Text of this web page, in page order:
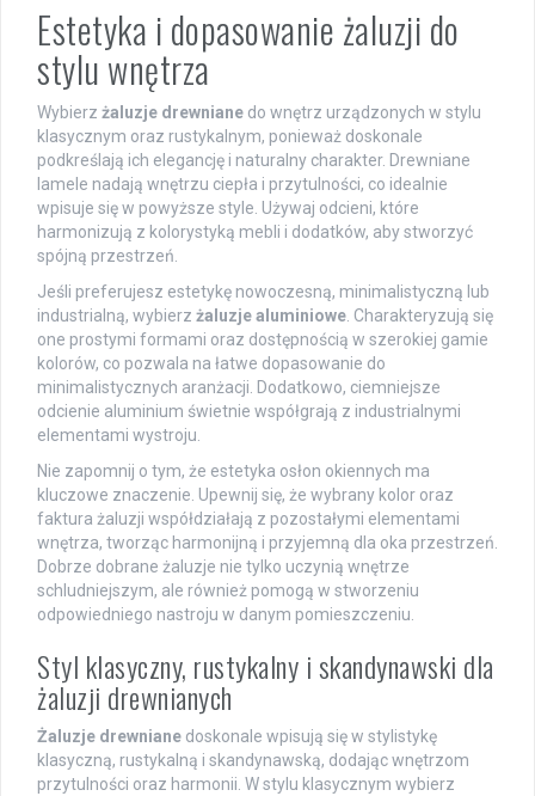
Estetyka i dopasowanie żaluzji do
stylu wnętrza
Wybierz żaluzje drewniane do wnętrz urządzonych w stylu
klasycznym oraz rustykalnym, ponieważ doskonale
podkreślają ich elegancję i naturalny charakter. Drewniane
lamele nadają wnętrzu ciepła i przytulności, co idealnie
wpisuje się w powyższe style. Używaj odcieni, które
harmonizują z kolorystyką mebli i dodatków, aby stworzyć
spójną przestrzeń.
Jeśli preferujesz estetykę nowoczesną, minimalistyczną lub
industrialną, wybierz żaluzje aluminiowe . Charakteryzują się
one prostymi formami oraz dostępnością w szerokiej gamie
kolorów, co pozwala na łatwe dopasowanie do
minimalistycznych aranżacji. Dodatkowo, ciemniejsze
odcienie aluminium świetnie współgrają z industrialnymi
elementami wystroju.
Nie zapomnij o tym, że estetyka osłon okiennych ma
kluczowe znaczenie. Upewnij się, że wybrany kolor oraz
faktura żaluzji współdziałają z pozostałymi elementami
wnętrza, tworząc harmonijną i przyjemną dla oka przestrzeń.
Dobrze dobrane żaluzje nie tylko uczynią wnętrze
schludniejszym, ale również pomogą w stworzeniu
odpowiedniego nastroju w danym pomieszczeniu.
Styl klasyczny, rustykalny i skandynawski dla
żaluzji drewnianych
Żaluzje drewniane doskonale wpisują się w stylistykę
klasyczną, rustykalną i skandynawską, dodając wnętrzom
przytulności oraz harmonii. W stylu klasycznym wybierz